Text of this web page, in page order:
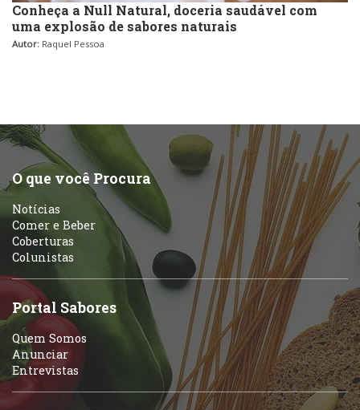
Conheça a Null Natural, doceria saudável com
uma explosão de sabores naturais
Autor: Raquel Pessoa
O que você Procura
Notícias
Comer e Beber
Coberturas
Colunistas
Portal Sabores
Quem Somos
Anunciar
Entrevistas